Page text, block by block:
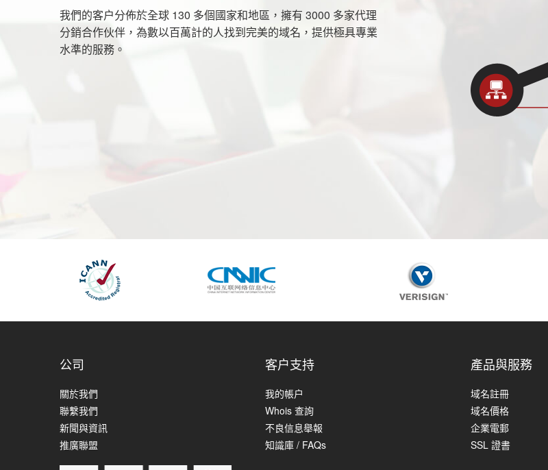
我們的客户分佈於全球 130 多個國家和地區，擁有 3000 多家代理
分銷合作伙伴，為數以百萬計的人找到完美的域名，提供極具專業
水準的服務。
公司
關於我們
聯繫我們
新聞與資訊
推廣聯盟
客户支持
我的帳户
Whois 查詢
不良信息舉報
知識庫 / FAQs
產品與服務
域名註冊
域名價格
企業電郵
SSL 證書